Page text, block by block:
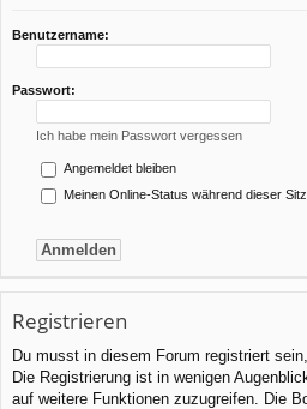
Benutzername:
Passwort:
Ich habe mein Passwort vergessen
Angemeldet bleiben
Meinen Online-Status während dieser
Registrieren
Du musst in diesem Forum registriert
Die Registrierung ist in wenigen
auf weitere Funktionen zuzugreifen. Die